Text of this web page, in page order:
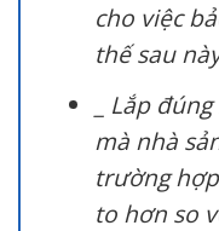
cho việc
thế sau
_ Lắp
mà nhà
trường
to hơn so